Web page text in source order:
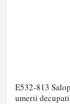
E532-813
umerii